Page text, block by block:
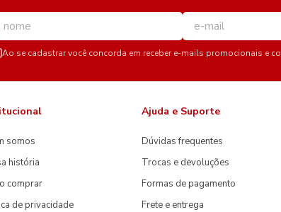
Ao se cadastrar você concorda em receber e-mails promocionais e
somos
história
comprar
de privacidade
Ajuda e Suporte
Dúvidas frequentes
Trocas e devoluções
Formas de pagamento
Frete e entrega